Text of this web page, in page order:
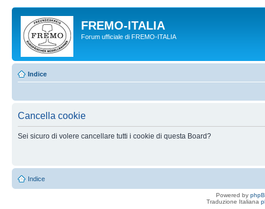
FREMO-ITALIA
Forum ufficiale di FREMO-ITALIA
Indice
Cancella cookie
Sei sicuro di volere cancellare tutti i cookie di questa Board?
Indice
Powered by
Traduzione Italiana